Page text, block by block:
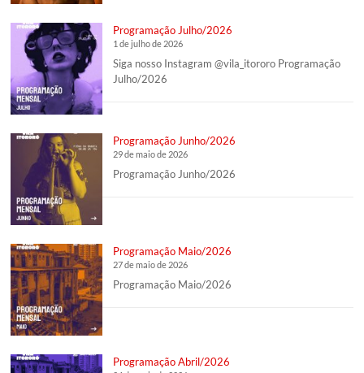
Programação Julho/2026
1 de julho de 2026
Siga nosso Instagram @vila_itororo Programação
Julho/2026
Programação Junho/2026
29 de maio de 2026
Programação Junho/2026
Programação Maio/2026
27 de maio de 2026
Programação Maio/2026
Programação Abril/2026